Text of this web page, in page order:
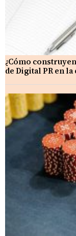
¿Cómo
de Digital PR en